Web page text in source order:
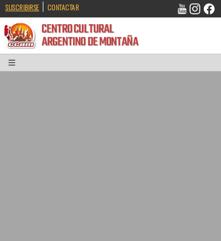
SUSCRIBIRSE | CONTACTAR
CENTRO CULTURAL
ARGENTINO DE MONTAÑA